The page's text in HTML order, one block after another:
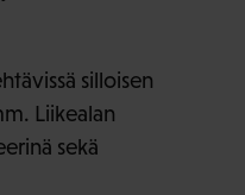
silloisen
Liikealan
sekä